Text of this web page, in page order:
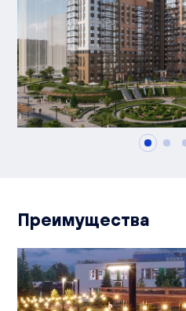
Преимущества